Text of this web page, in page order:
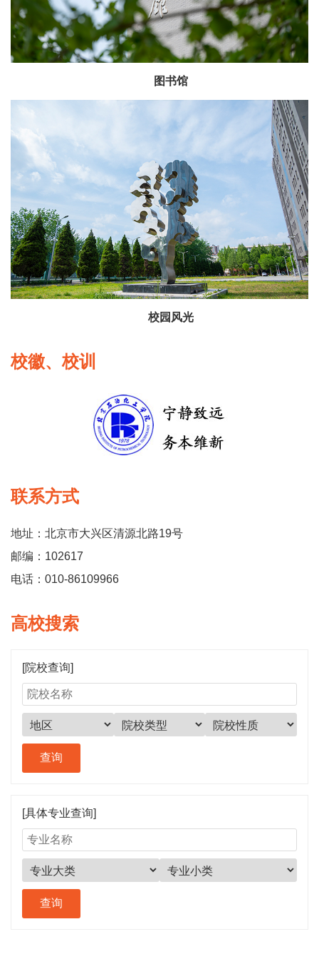
图书馆
校园风光
校徽、校训
联系方式
地址：北京市大兴区清源北路19号
邮编：102617
电话：010-86109966
高校搜索
[院校查询]
[具体专业查询]